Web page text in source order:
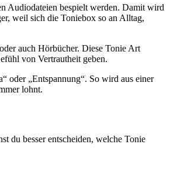
Audiodateien bespielt werden. Damit wird
weil sich die Toniebox so an Alltag,
auch Hörbücher. Diese Tonie Art
von Vertrautheit geben.
oder „Entspannung“. So wird aus einer
lohnt.
du besser entscheiden, welche Tonie